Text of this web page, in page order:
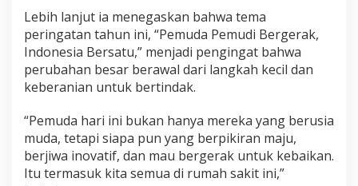
Lebih lanjut ia menegaskan bahwa tema
peringatan tahun ini, “Pemuda Pemudi Bergerak,
Indonesia Bersatu,” menjadi pengingat bahwa
perubahan besar berawal dari langkah kecil dan
keberanian untuk bertindak.
“Pemuda hari ini bukan hanya mereka yang berusia
muda, tetapi siapa pun yang berpikiran maju,
berjiwa inovatif, dan mau bergerak untuk kebaikan.
Itu termasuk kita semua di rumah sakit ini,”